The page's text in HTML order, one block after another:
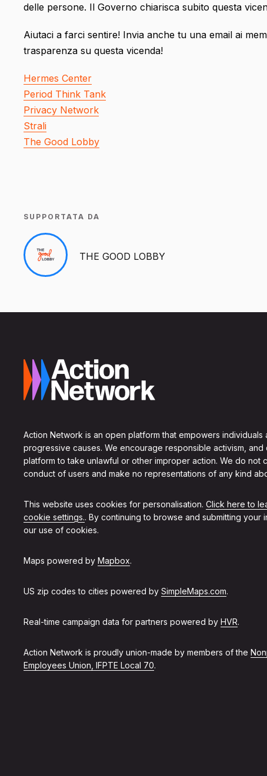
delle persone. Il Governo chiarisca subito questa
Aiutaci a farci sentire! Invia anche tu una email ai
trasparenza su questa vicenda!
Hermes Center
Period Think Tank
Privacy Network
Strali
The Good Lobby
SUPPORTATA DA
THE GOOD LOBBY
Action Network is an open platform that empowers
progressive causes. We encourage responsible activism,
platform to take unlawful or other improper action. We do not
conduct of users and make no representations of any kind
This website uses cookies for personalisation. Click here to
cookie settings.. By continuing to browse and submitting your
our use of cookies.
Maps powered by Mapbox.
US zip codes to cities powered by SimpleMaps.com.
Real-time campaign data for partners powered by HVR.
Action Network is proudly union-made by members of the
Employees Union, IFPTE Local 70.